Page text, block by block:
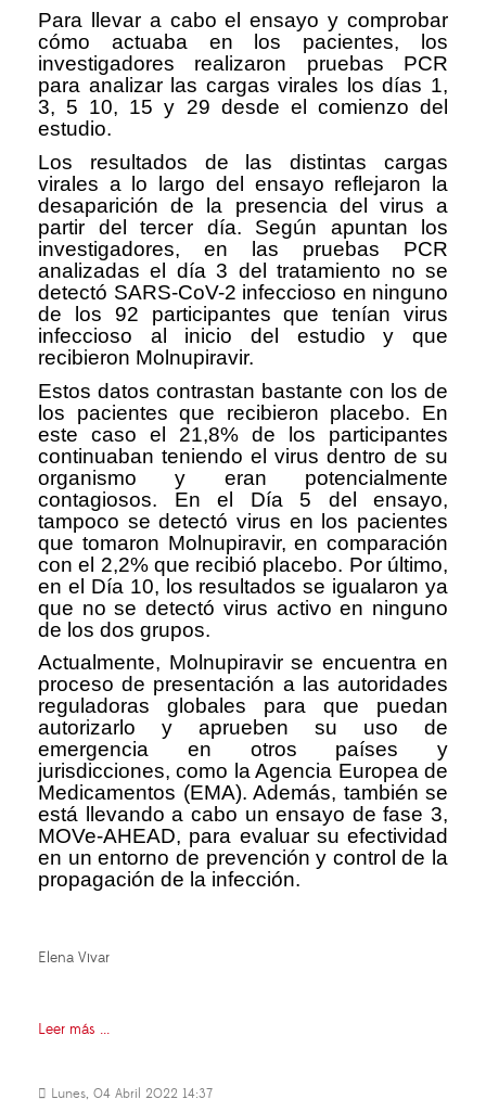
Para llevar a cabo el ensayo y comprobar
cómo actuaba en los pacientes, los
investigadores realizaron pruebas PCR
para analizar las cargas virales los días 1,
3, 5 10, 15 y 29 desde el comienzo del
estudio.
Los resultados de las distintas cargas
virales a lo largo del ensayo reflejaron la
desaparición de la presencia del virus a
partir del tercer día. Según apuntan los
investigadores, en las pruebas PCR
analizadas el día 3 del tratamiento no se
detectó SARS-CoV-2 infeccioso en ninguno
de los 92 participantes que tenían virus
infeccioso al inicio del estudio y que
recibieron Molnupiravir.
Estos datos contrastan bastante con los de
los pacientes que recibieron placebo. En
este caso el 21,8% de los participantes
continuaban teniendo el virus dentro de su
organismo y eran potencialmente
contagiosos. En el Día 5 del ensayo,
tampoco se detectó virus en los pacientes
que tomaron Molnupiravir, en comparación
con el 2,2% que recibió placebo. Por último,
en el Día 10, los resultados se igualaron ya
que no se detectó virus activo en ninguno
de los dos grupos.
Actualmente, Molnupiravir se encuentra en
proceso de presentación a las autoridades
reguladoras globales para que puedan
autorizarlo y aprueben su uso de
emergencia en otros países y
jurisdicciones, como la Agencia Europea de
Medicamentos (EMA). Además, también se
está llevando a cabo un ensayo de fase 3,
MOVe-AHEAD, para evaluar su efectividad
en un entorno de prevención y control de la
propagación de la infección.
Elena Vivar
Leer más ...
Lunes, 04 Abril 2022 14:37